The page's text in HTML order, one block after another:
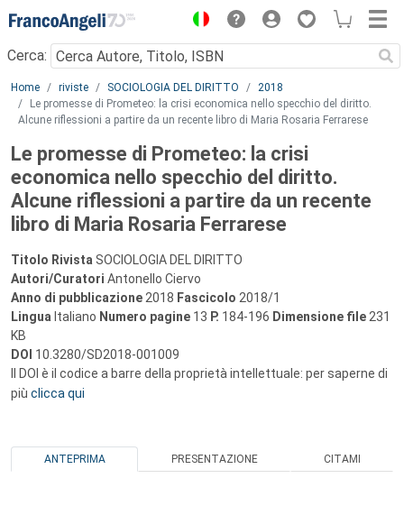
Menu
Cerca:
Main content
Home riviste SOCIOLOGIA DEL DIRITTO
2018
Le promesse di Prometeo: la crisi economica nello specchio del diritto.
Alcune riflessioni a partire da un recente libro di Maria Rosaria Ferrarese
Le promesse di Prometeo: la crisi
economica nello specchio del diritto.
Alcune riflessioni a partire da un recente
libro di Maria Rosaria Ferrarese
Titolo Rivista SOCIOLOGIA DEL DIRITTO
Autori/Curatori Antonello Ciervo
Anno di pubblicazione 2018 Fascicolo 2018/1
Lingua Italiano Numero pagine 13 P. 184-196 Dimensione file 231
KB
DOI 10.3280/SD2018-001009
Il DOI è il codice a barre della proprietà intellettuale: per saperne di
più clicca qui
ANTEPRIMA PRESENTAZIONE CITAMI